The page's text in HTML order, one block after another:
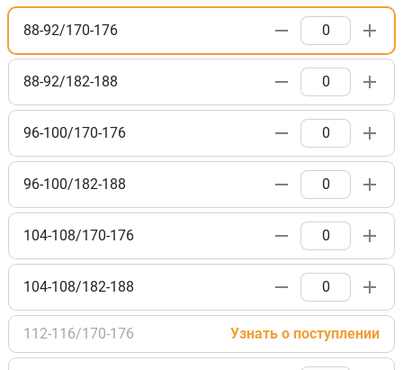
88-92/170-176
88-92/182-188
96-100/170-176
96-100/182-188
104-108/170-176
104-108/182-188
112-116/170-176 Узнать о поступлении